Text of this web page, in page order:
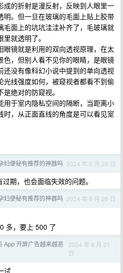
成的折射是漫反射，反映到人眼里一
明。但一旦在玻璃的毛面上贴上胶带
毛面上的坑坑洼洼补齐了，毛玻璃就
就透明了。
镜就是利用的双向透视原理，在太
色，但别人看不见你的眼睛，是眼镜
还没有像科幻小说中提到的单向透视
光线强度如何，被窥视者都看不到偷
绝对的防窥视。
于室内隐私空间的隔断，当距离小
，从正面直线的角度是可以看见室
妇便秘有推荐的神器吗 2024 年 8 月 29 日
期，也会面临失效的问题。
妇便秘有推荐的神器吗 2024 年 8 月 28 日
多，要上 500 了
App 开屏广告越来越恶
2024 年 8 月 21
日
试